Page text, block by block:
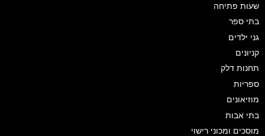
שעות פתיחה
בתי ספר
גני ילדים
קניונים
תחנות דלק
ספריות
מוזיאונים
בתי אבות
מוסכים ומכוני רישוי